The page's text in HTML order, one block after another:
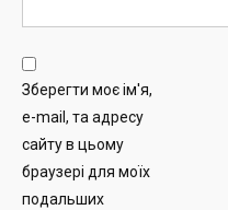
Зберегти моє ім'я,
e-mail, та адресу
сайту в цьому
браузері для моїх
подальших